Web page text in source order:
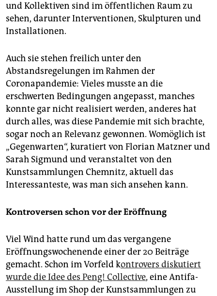
und Kollektiven sind im öffentlichen Raum zu
sehen, darunter Interventio­nen, Skulpturen und
Installationen.
Auch sie stehen freilich unter den
Abstandsregelungen im Rahmen der
Coronapandemie: Vieles musste an die
erschwerten Bedingungen angepasst, manches
konnte gar nicht realisiert werden, anderes hat
durch alles, was diese Pandemie mit sich brachte,
sogar noch an Relevanz gewonnen. Womöglich ist
„Gegenwarten“, kuratiert von Florian Matzner und
Sarah Sigmund und veranstaltet von den
Kunstsammlungen Chemnitz, aktuell das
Interessanteste, was man sich ansehen kann.
Kontroversen schon vor der Eröffnung
Viel Wind hatte rund um das vergangene
Eröffnungswochenende einer der 20 Beiträge
gemacht. Schon im Vorfeld kon­tro­vers diskutiert
wurde die Idee des Peng! Collective, eine Antifa-
Ausstellung im Shop der Kunstsammlungen zu